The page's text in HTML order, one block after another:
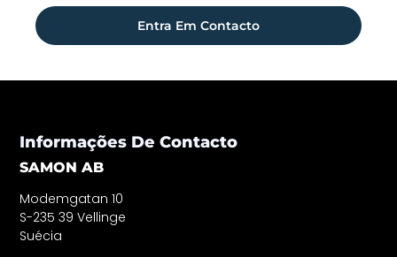
Entra Em Contacto
Informações De Contacto
SAMON AB
Modemgatan 10
S-235 39 Vellinge
Suécia